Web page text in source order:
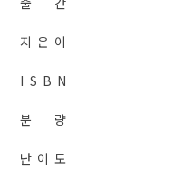
지 은 이
I S B N
분 량
난 이 도